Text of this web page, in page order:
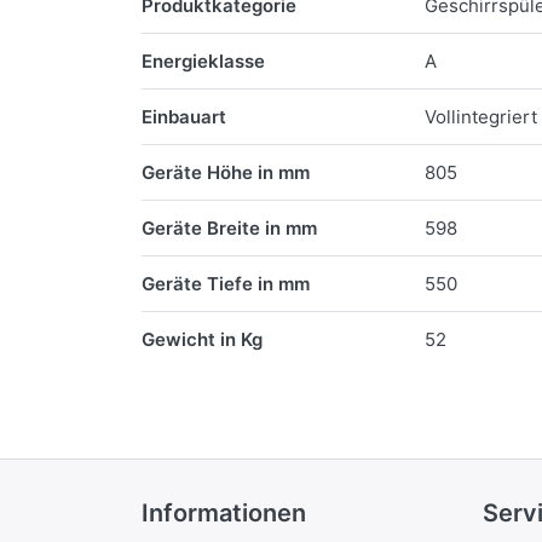
Produktkategorie
Energieklasse A
Einbauart Vollintegriert
Geräte Höhe in mm 805
Geräte Breite in mm 598
Geräte Tiefe in mm 550
Gewicht in Kg 52
Informationen